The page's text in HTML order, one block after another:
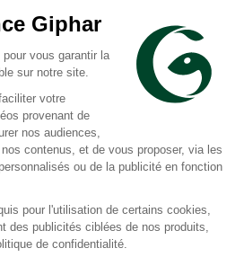
du quotidien permet
les sueurs nocturnes.
de :
de la chambre entre 17
ventilateur si nécessaire,
amples et aérés pour
synthétiques
en coton), éviter les